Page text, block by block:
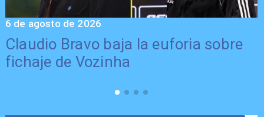
Claudio Bravo baja la euforia sobre
fichaje de Vozinha
6 de agosto de 2026